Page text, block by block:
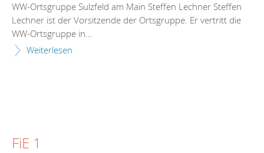
WW-Ortsgruppe Sulzfeld am Main Steffen Lechner Steffen
Lechner ist der Vorsitzende der Ortsgruppe. Er vertritt die
WW-Ortsgruppe in...
Weiterlesen
FiE 1